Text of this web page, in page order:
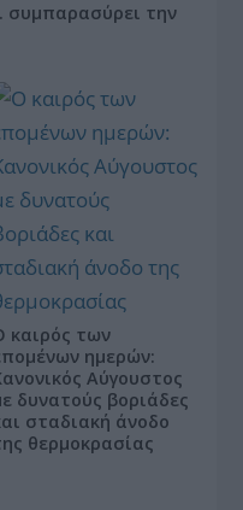
την
καιρός των
ημερών:
Αύγουστος
δυνατούς βοριάδες
σταδιακή άνοδο
θερμοκρασίας